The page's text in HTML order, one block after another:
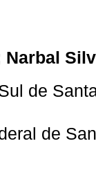
Narbal
de
de